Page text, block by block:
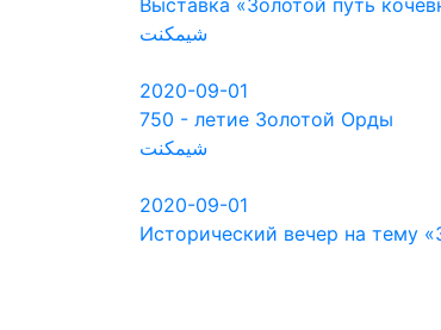
Выставка «Золотой путь
شيمكنت
2020-09-01
750 - летие Золотой Орды
شيمكنت
2020-09-01
Исторический вечер на тему